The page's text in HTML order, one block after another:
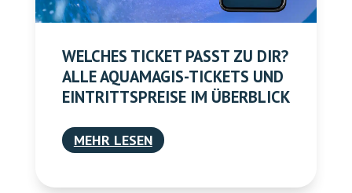
WELCHES TICKET PASST ZU DIR?
ALLE AQUAMAGIS-TICKETS UND
EINTRITTSPREISE IM ÜBERBLICK
MEHR LESEN